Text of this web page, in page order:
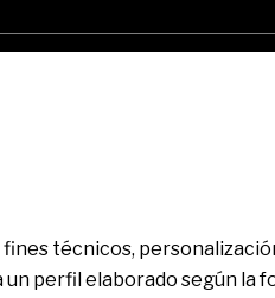
Inscrito en el
en el Registro administrativo
técnicos,
perfil elaborado según la